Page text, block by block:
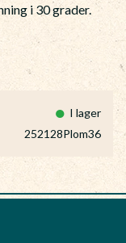
I lager
252128Plom36
i 30 grader.